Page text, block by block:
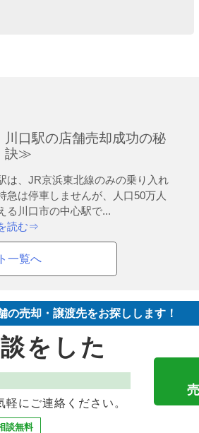
川口駅の店舗売却成功の秘
訣≫
は、JR京浜東北線のみの乗り入れ
急は停車しませんが、人口50万人
る川口市の中心駅で...
読む⇒
一覧へ
の売却・譲渡先をお探しします！
をした
にご連絡ください。
談無料